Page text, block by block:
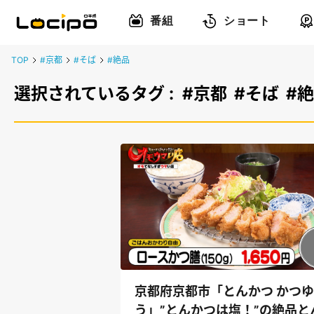
番組 ショート
TOP #京都 #そば #絶品
選択されているタグ : #京都 #そば #
京都府京都市「とんかつ かつゆ
う」”とんかつは塩！”の絶品と